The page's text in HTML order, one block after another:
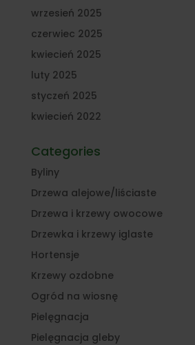
wrzesień 2025
czerwiec 2025
kwiecień 2025
luty 2025
styczeń 2025
kwiecień 2022
Categories
Byliny
Drzewa alejowe/liściaste
Drzewa i krzewy owocowe
Drzewka i krzewy iglaste
Hortensje
Krzewy ozdobne
Ogród na wiosnę
Pielęgnacja
Pielęgnacja gleby